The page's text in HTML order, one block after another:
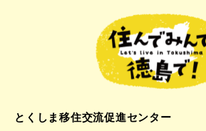
とくしま移住交流促進センター